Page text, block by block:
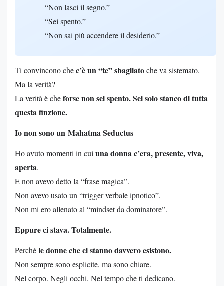
“Non lasci il segno.”
“Sei spento.”
“Non sai più accendere il desiderio.”
Ti convincono chec’è un “te” sbagliatoche va sistemato.
Ma la verità?
La verità è cheforse non sei spento. Sei solo stanco di tutta
questa finzione.
Io non sono un Mahatma Seductus
Ho avuto momenti in cui una donna c’era, presente, viva,
aperta.
E non avevo detto la “frase magica”.
Non avevo usato un “trigger verbale ipnotico”.
Non mi ero allenato al “mindset da dominatore”.
Eppure ci stava. Totalmente.
Perchéle donne che ci stanno davvero esistono.
Non sempre sono esplicite, ma sono chiare.
Nel corpo. Negli occhi. Nel tempo che ti dedicano.